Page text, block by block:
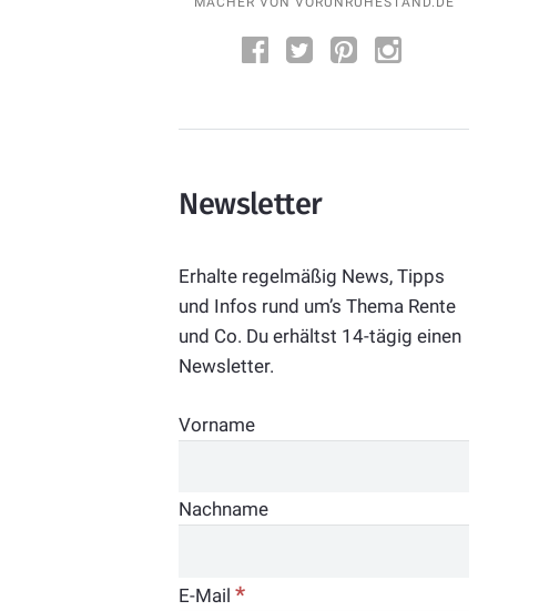
Newsletter
Erhalte regelmäßig News, Tipps
und Infos rund um’s Thema Rente
und Co. Du erhältst 14-tägig einen
Newsletter.
Vorname
Nachname
E-Mail*